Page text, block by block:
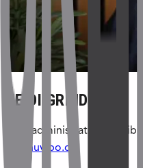
HEIDI GRINDSTED
Boligadministrator -
hg@nuvibo.dk